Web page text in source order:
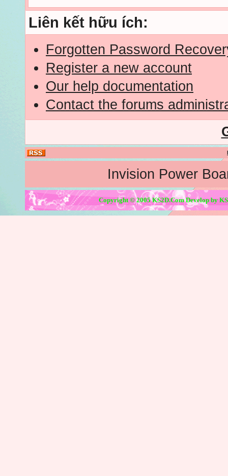
Liên kết hữu ích:
Forgotten Password
Register a new account
Our help documentation
Contact the forums
Invision Power
Copyright © 2005 KS2D.Com Develop by